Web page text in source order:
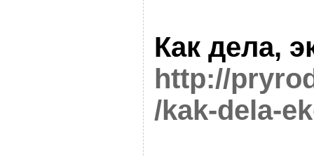
Как дела,
http://
/kak-dela-